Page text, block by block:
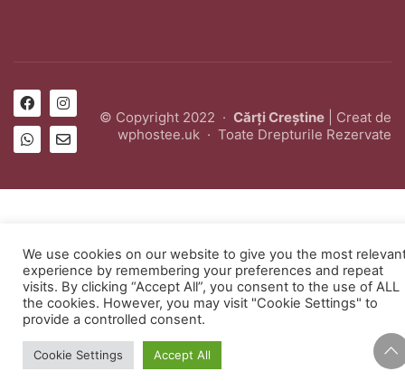
© Copyright 2022 · Cărți Creștine | Creat de
wphostee.uk · Toate Drepturile Rezervate
We use cookies on our website to give you the most
experience by remembering your preferences and repeat
visits. By clicking “Accept All”, you consent to the use of ALL
the cookies. However, you may visit "Cookie Settings" to
provide a controlled consent.
Cookie Settings Accept All